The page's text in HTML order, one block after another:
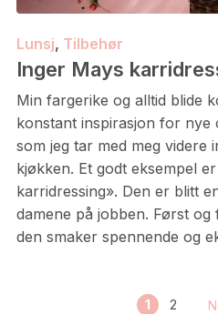
Lunsj, Tilbehør
Inger Mays
Min fargerike og alltid blide
konstant inspirasjon for nye
som jeg tar med meg videre
kjøkken. Et godt eksempel
karridressing». Den er blitt
damene på jobben. Først og
den smaker spennende og
1 2